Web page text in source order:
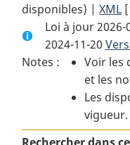
disponibles) |XML
:
Loi à jour 2026-
2024-11-20
Notes :
Voir les
et les
Les
vigueur.